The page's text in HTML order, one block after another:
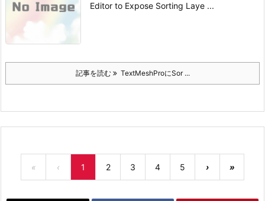
Editor to Expose Sorting Laye ...
記事を読む TextMeshProにSor ...
« ‹ 1 2 3 4 5 › »